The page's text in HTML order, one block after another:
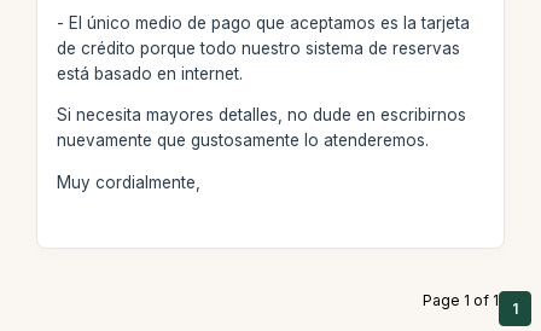
- El único medio de pago que aceptamos es la tarjeta
de crédito porque todo nuestro sistema de reservas
está basado en internet.
Si necesita mayores detalles, no dude en escribirnos
nuevamente que gustosamente lo atenderemos.
Muy cordialmente,
Page 1 of 1 1